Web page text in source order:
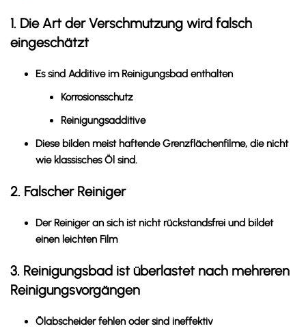
1. Die Art der Verschmutzung wird falsch
eingeschätzt
Es sind Additive im Reinigungsbad enthalten
Korrosionsschutz
Reinigungsadditive
Diese bilden meist haftende Grenzflächenfilme, die nicht
wie klassisches Öl sind.
2. Falscher Reiniger
Der Reiniger an sich ist nicht rückstandsfrei und bildet
einen leichten Film
3. Reinigungsbad ist überlastet nach mehreren
Reinigungsvorgängen
Ölabscheider fehlen oder sind ineffektiv